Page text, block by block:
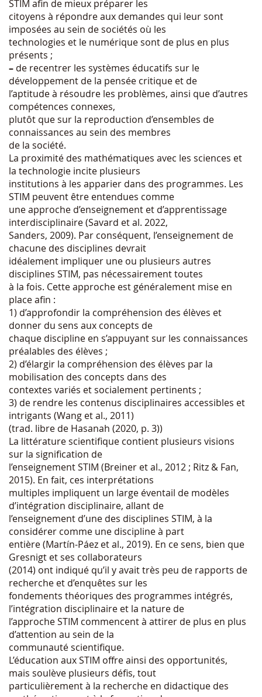
STIM afin de mieux préparer les
citoyens à répondre aux demandes qui leur sont
imposées au sein de sociétés où les
technologies et le numérique sont de plus en plus
présents ;
– de recentrer les systèmes éducatifs sur le
développement de la pensée critique et de
l’aptitude à résoudre les problèmes, ainsi que d’autres
compétences connexes,
plutôt que sur la reproduction d’ensembles de
connaissances au sein des membres
de la société.
La proximité des mathématiques avec les sciences et
la technologie incite plusieurs
institutions à les apparier dans des programmes. Les
STIM peuvent être entendues comme
une approche d’enseignement et d’apprentissage
interdisciplinaire (Savard et al. 2022,
Sanders, 2009). Par conséquent, l’enseignement de
chacune des disciplines devrait
idéalement impliquer une ou plusieurs autres
disciplines STIM, pas nécessairement toutes
à la fois. Cette approche est généralement mise en
place afin :
1) d’approfondir la compréhension des élèves et
donner du sens aux concepts de
chaque discipline en s’appuyant sur les connaissances
préalables des élèves ;
2) d’élargir la compréhension des élèves par la
mobilisation des concepts dans des
contextes variés et socialement pertinents ;
3) de rendre les contenus disciplinaires accessibles et
intrigants (Wang et al., 2011)
(trad. libre de Hasanah (2020, p. 3))
La littérature scientifique contient plusieurs visions
sur la signification de
l’enseignement STIM (Breiner et al., 2012 ; Ritz & Fan,
2015). En fait, ces interprétations
multiples impliquent un large éventail de modèles
d’intégration disciplinaire, allant de
l’enseignement d’une des disciplines STIM, à la
considérer comme une discipline à part
entière (Martín-Páez et al., 2019). En ce sens, bien que
Gresnigt et ses collaborateurs
(2014) ont indiqué qu’il y avait très peu de rapports de
recherche et d’enquêtes sur les
fondements théoriques des programmes intégrés,
l’intégration disciplinaire et la nature de
l’approche STIM commencent à attirer de plus en plus
d’attention au sein de la
communauté scientifique.
L’éducation aux STIM offre ainsi des opportunités,
mais soulève plusieurs défis, tout
particulièrement à la recherche en didactique des